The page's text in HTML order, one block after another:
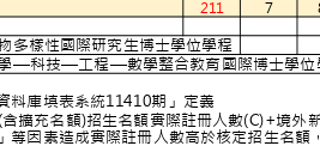
211
7
物多樣性國際研究生博士學
學—科技—工程—數學整合
校院校務資料庫填表系統
生總量內(含擴充名額)招
各類擴充」等因素造成